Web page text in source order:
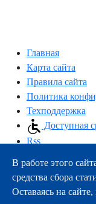
Главная
Карта сайта
Правила сайта
Политика
Техподдержка
Доступная
Rss
163000,
тел.:+7 (8182) 21-11-
e-mail:info@nsmu.ru
В работе этого
средства сбора
Оставаясь на